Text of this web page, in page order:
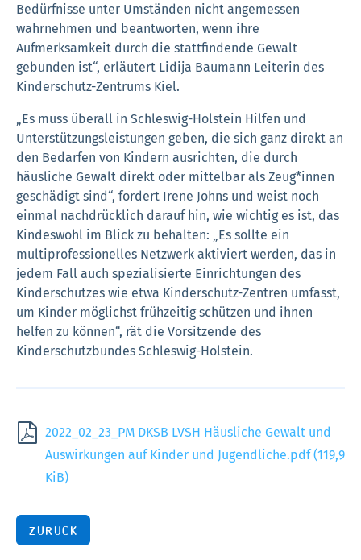
Bedürfnisse unter Umständen nicht angemessen
wahrnehmen und beantworten, wenn ihre
Aufmerksamkeit durch die stattfindende Gewalt
gebunden ist“, erläutert Lidija Baumann Leiterin des
Kinderschutz-Zentrums Kiel.
„Es muss überall in Schleswig-Holstein Hilfen und
Unterstützungsleistungen geben, die sich ganz direkt an
den Bedarfen von Kindern ausrichten, die durch
häusliche Gewalt direkt oder mittelbar als Zeug*innen
geschädigt sind“, fordert Irene Johns und weist noch
einmal nachdrücklich darauf hin, wie wichtig es ist, das
Kindeswohl im Blick zu behalten: „Es sollte ein
multiprofessionelles Netzwerk aktiviert werden, das in
jedem Fall auch spezialisierte Einrichtungen des
Kinderschutzes wie etwa Kinderschutz-Zentren umfasst,
um Kinder möglichst frühzeitig schützen und ihnen
helfen zu können“, rät die Vorsitzende des
Kinderschutzbundes Schleswig-Holstein.
2022_02_23_PM DKSB LVSH Häusliche Gewalt und
Auswirkungen auf Kinder und Jugendliche.pdf(119,9
KiB)
ZURÜCK